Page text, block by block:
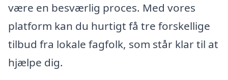
være en besværlig proces. Med vores
platform kan du hurtigt få tre forskellige
tilbud fra lokale fagfolk, som står klar til at
hjælpe dig.